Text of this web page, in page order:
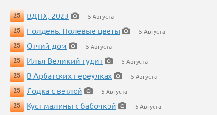
25 ВДНХ, 2023
— 5 Августа
25
Полдень. Полевые цветы
— 5 Августа
25
Отчий дом
— 5 Августа
25
Илья Великий гудит
— 5 Августа
25
В Арбатских переулках
— 5 Августа
25
Лодка с ветлой
— 5 Августа
25
Куст малины с бабочкой
— 5 Августа